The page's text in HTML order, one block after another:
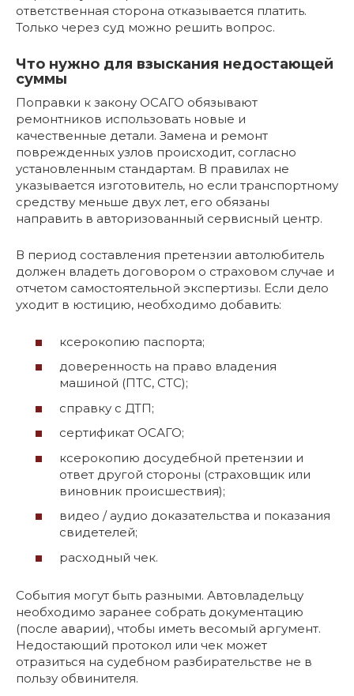
ответственная сторона отказывается платить.
Только через суд можно решить вопрос.
Что нужно для взыскания недостающей
суммы
Поправки к закону ОСАГО обязывают
ремонтников использовать новые и
качественные детали. Замена и ремонт
поврежденных узлов происходит, согласно
установленным стандартам. В правилах не
указывается изготовитель, но если транспортному
средству меньше двух лет, его обязаны
направить в авторизованный сервисный центр.
В период составления претензии автолюбитель
должен владеть договором о страховом случае и
отчетом самостоятельной экспертизы. Если дело
уходит в юстицию, необходимо добавить:
ксерокопию паспорта;
доверенность на право владения
машиной (ПТС, СТС);
справку с ДТП;
сертификат ОСАГО;
ксерокопию досудебной претензии и
ответ другой стороны (страховщик или
виновник происшествия);
видео / аудио доказательства и показания
свидетелей;
расходный чек.
События могут быть разными. Автовладельцу
необходимо заранее собрать документацию
(после аварии), чтобы иметь весомый аргумент.
Недостающий протокол или чек может
отразиться на судебном разбирательстве не в
пользу обвинителя.